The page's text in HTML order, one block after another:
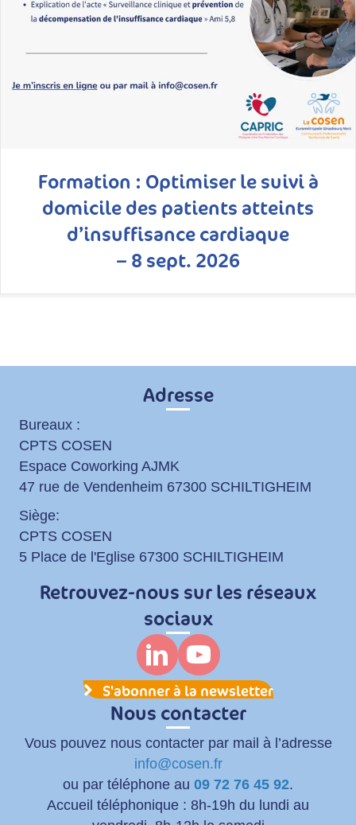
Formation : Optimiser le suivi à
domicile des patients atteints
d’insuffisance cardiaque
– 8 sept. 2026
Adresse
Bureaux :
CPTS COSEN
Espace Coworking AJMK
47 rue de Vendenheim 67300 SCHILTIGHEIM
Siège:
CPTS COSEN
5 Place de l'Eglise 67300 SCHILTIGHEIM
Retrouvez-nous sur les réseaux
sociaux
S'abonner à la newsletter
Nous contacter
Vous pouvez nous contacter par mail à l’adresse
info@cosen.fr
ou par téléphone au 09 72 76 45 92.
Accueil téléphonique : 8h-19h du lundi au